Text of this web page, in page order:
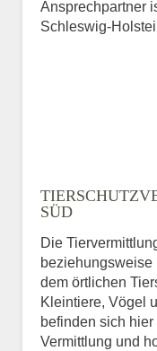
Ansprechpartner
Schleswig-
SÜD
Die
beziehungsweise
dem örtlichen
Kleintiere, Vögel
befinden sich
Vermittlung und